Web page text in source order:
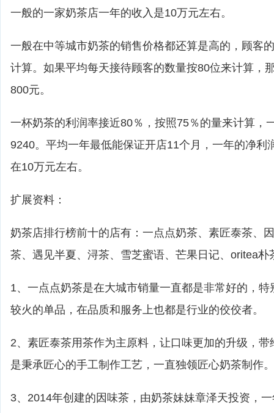
一般的一家奶茶店一年的收入是10万元左右。
一般在中等城市奶茶的销售价格都还算是高的，顾客
计算。如果平均每天接待顾客的数量按80位来计算，
800元。
一杯奶茶的利润率接近80％，按照75％的量来计算，
9240。平均一年最低能保证开店11个月，一年的净利
在10万元左右。
扩展资料：
奶茶店排行榜前十的店有：一点点奶茶、素匠泰茶、
茶、遇见半夏、浔茶、雪芝蜜语、芒果日记、oritea朴
1、一点点奶茶是在大城市销量一直都是非常好的，
较火的单品，在品质和服务上也都是行业的佼佼者。
2、素匠泰茶用茶作为主原料，让口味更加的升级，
是秉承匠心的手工制作工艺，一直独领匠心奶茶制作。
3、2014年创建的因味茶，由奶茶妹妹章泽天投资，